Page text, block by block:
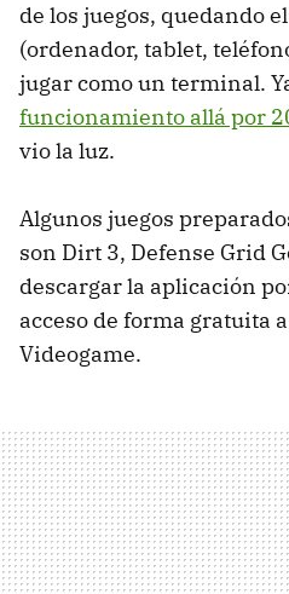
de los juegos, quedando
(ordenador, tablet,
jugar como un terminal.
funcionamiento allá por
vio la luz.
Algunos juegos
son Dirt 3, Defense Grid
descargar la aplicación
acceso de forma gratuita a
Videogame.